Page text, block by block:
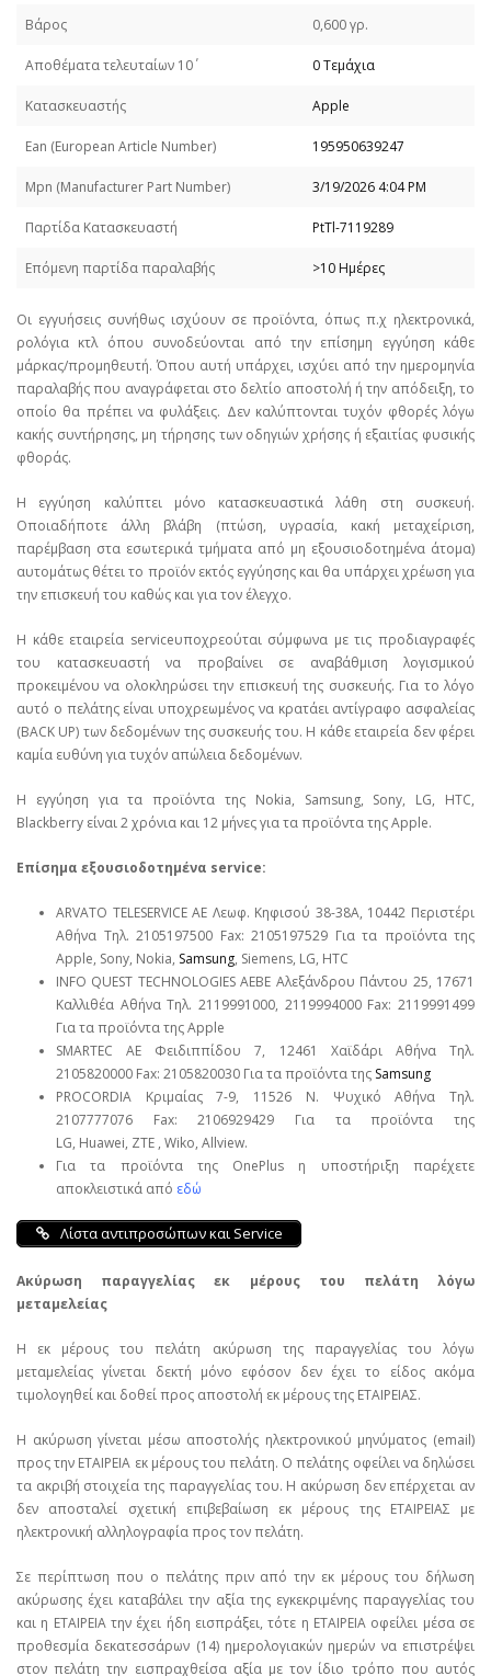
Βάρος 0,600 γρ.
Απoθέματα τελευταίων 10΄ 0 Τεμάχια
Κατασκευαστής Apple
Εan (European Article Number) 195950639247
Mpn (Manufacturer Part Number) 3/19/2026 4:04 PM
Παρτίδα Κατασκευαστή PtTl-7119289
Επόμενη παρτίδα παραλαβής >10 Ημέρες
Οι εγγυήσεις συνήθως ισχύουν σε προϊόντα, όπως π.χ ηλεκτρονικά,
ρολόγια κτλ όπου συνοδεύονται από την επίσημη εγγύηση κάθε
μάρκας/προμηθευτή. Όπου αυτή υπάρχει, ισχύει από την ημερομηνία
παραλαβής που αναγράφεται στο δελτίο αποστολή ή την απόδειξη, το
οποίο θα πρέπει να φυλάξεις. Δεν καλύπτονται τυχόν φθορές λόγω
κακής συντήρησης, μη τήρησης των οδηγιών χρήσης ή εξαιτίας φυσικής
φθοράς.
Η εγγύηση καλύπτει μόνο κατασκευαστικά λάθη στη συσκευή.
Οποιαδήποτε άλλη βλάβη (πτώση, υγρασία, κακή μεταχείριση,
παρέμβαση στα εσωτερικά τμήματα από μη εξουσιοδοτημένα άτομα)
αυτομάτως θέτει το προϊόν εκτός εγγύησης και θα υπάρχει χρέωση για
την επισκευή του καθώς και για τον έλεγχο.
Η κάθε εταιρεία serviceυποχρεούται σύμφωνα με τις προδιαγραφές
του κατασκευαστή να προβαίνει σε αναβάθμιση λογισμικού
προκειμένου να ολοκληρώσει την επισκευή της συσκευής. Για το λόγο
αυτό ο πελάτης είναι υποχρεωμένος να κρατάει αντίγραφο ασφαλείας
(BACK UP) των δεδομένων της συσκευής του. Η κάθε εταιρεία δεν φέρει
καμία ευθύνη για τυχόν απώλεια δεδομένων.
Η εγγύηση για τα προϊόντα της Nokia, Samsung, Sony, LG, HTC,
Blackberry είναι 2 χρόνια και 12 μήνες για τα προϊόντα της Apple.
Επίσημα εξουσιοδοτημένα service:
ARVATO TELESERVICE ΑΕ Λεωφ. Κηφισού 38-38Α, 10442 Περιστέρι
Αθήνα Τηλ. 2105197500 Fax: 2105197529 Για τα προϊόντα της
Apple, Sony, Nokia, Samsung, Siemens, LG, HTC
INFO QUEST TECHNOLOGIES ΑΕΒΕ Αλεξάνδρου Πάντου 25, 17671
Καλλιθέα Αθήνα Τηλ. 2119991000, 2119994000 Fax: 2119991499
Για τα προϊόντα της Apple
SMARTEC ΑΕ Φειδιππίδου 7, 12461 Χαϊδάρι Αθήνα Τηλ.
2105820000 Fax: 2105820030 Για τα προϊόντα της Samsung
PROCORDIA Κριμαίας 7-9, 11526 Ν. Ψυχικό Αθήνα Τηλ.
2107777076 Fax: 2106929429 Για τα προϊόντα της
LG, Huawei, ΖΤΕ , Wiko, Allview.
Για τα προϊόντα της OnePlus η υποστήριξη παρέχετε
αποκλειστικά από εδώ
Λίστα αντιπροσώπων και Service
Ακύρωση παραγγελίας εκ μέρους του πελάτη λόγω
μεταμελείας
Η εκ μέρους του πελάτη ακύρωση της παραγγελίας του λόγω
μεταμελείας γίνεται δεκτή μόνο εφόσον δεν έχει το είδος ακόμα
τιμολογηθεί και δοθεί προς αποστολή εκ μέρους της ΕΤΑΙΡΕΙΑΣ.
Η ακύρωση γίνεται μέσω αποστολής ηλεκτρονικού μηνύματος (email)
προς την ΕΤΑΙΡΕΙΑ εκ μέρους του πελάτη. Ο πελάτης οφείλει να δηλώσει
τα ακριβή στοιχεία της παραγγελίας του. Η ακύρωση δεν επέρχεται αν
δεν αποσταλεί σχετική επιβεβαίωση εκ μέρους της ΕΤΑΙΡΕΙΑΣ με
ηλεκτρονική αλληλογραφία προς τον πελάτη.
Σε περίπτωση που ο πελάτης πριν από την εκ μέρους του δήλωση
ακύρωσης έχει καταβάλει την αξία της εγκεκριμένης παραγγελίας του
και η ΕΤΑΙΡΕΙΑ την έχει ήδη εισπράξει, τότε η ΕΤΑΙΡΕΙΑ οφείλει μέσα σε
προθεσμία δεκατεσσάρων (14) ημερολογιακών ημερών να επιστρέψει
στον πελάτη την εισπραχθείσα αξία με τον ίδιο τρόπο που αυτός